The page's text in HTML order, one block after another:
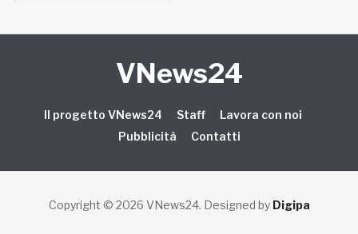
VNews24
Il progetto VNews24 Staff
Lavora con noi
Pubblicità
Contatti
Copyright © 2026 VNews24. Designed by Digipa